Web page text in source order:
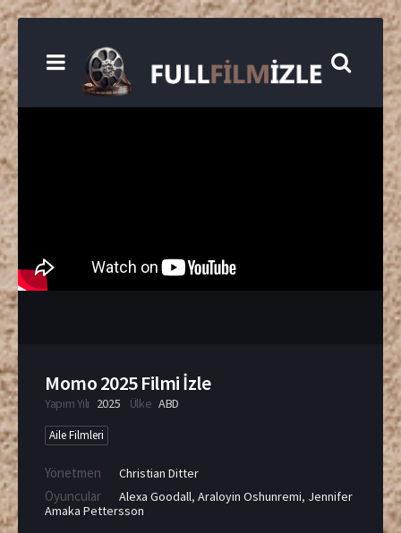
Momo 2025 Filmi İzle
Yapım Yılı 2025 Ülke ABD
Aile Filmleri
Yönetmen Christian Ditter
Oyuncular Alexa Goodall, Araloyin Oshunremi, Jennifer
Amaka Pettersson